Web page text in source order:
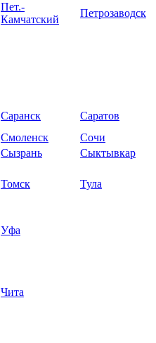
Пет.-
Камчатский
Петрозаводск
Саранск
Саратов
Смоленск
Сочи
Сызрань
Сыктывкар
Томск
Тула
Уфа
Чита